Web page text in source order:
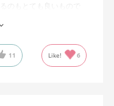
のもとても良いもので
ですが、オフィスで揺
ら何も気にせずに使え
購入して良かったと思
ます。
11 Like! 6